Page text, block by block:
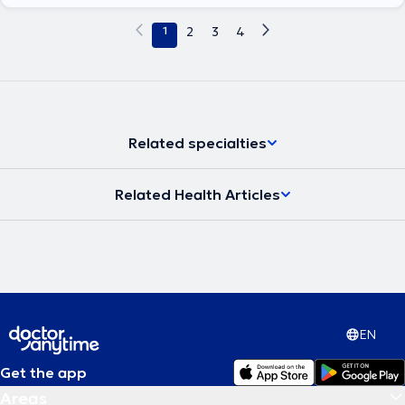
1 2 3 4
Related specialties
Related Health Articles
EN
Get the app